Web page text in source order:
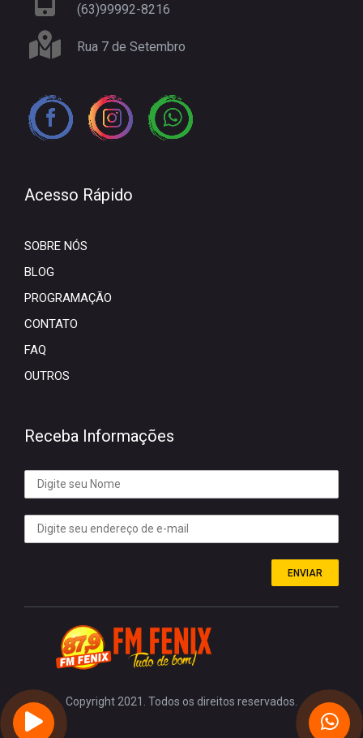
(63)99992-8216
Rua 7 de Setembro
Acesso Rápido
SOBRE NÓS
BLOG
PROGRAMAÇÃO
CONTATO
FAQ
OUTROS
Receba Informações
ENVIAR
Copyright 2021. Todos os direitos reservados.